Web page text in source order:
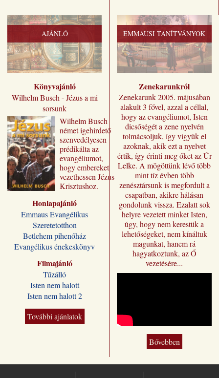
AJÁNLÓ
Könyvajánló
Wilhelm Busch - Jézus a mi
sorsunk
Wilhelm ​Busch
német igehirdető
szenvedélyesen
prédikálta az
evangéliumot,
hogy embereket
vezethessen Jézus
Krisztushoz.
„Jézus a mi
sorsunk” címmel
jutnak el a magyar
olvasóhoz, a
fordításban is
megőrizve eredeti
formájukat,
stílusukat.
Kívánjuk, hogy
Wilhelm Busch
előadássorozata
ilyen módon is
sokakat segítsen a
Jézus Krisztus
magyar kiadó
„Jézus a mi
Honlapajánló
Emmaus Evangélikus
Szeretetotthon
Betlehem pihenőház
Evangélikus énekeskönyv
Filmajánló
Tűzálló
Isten nem halott
Isten nem halott 2
További ajánlatok
EMMAUSI TANÍTVÁNYOK
Zenekarunkról
Zenekarunk 2005. májusában
alakult 3 fővel, azzal a céllal,
hogy az evangéliumot, Isten
dicsőségét a zene nyelvén
tolmácsoljuk, így vigyük el
azoknak, akik ezt a nyelvet
értik, így érinti meg őket az Úr
Lelke. A mögöttünk lévő több
mint tíz évben több
zenésztársunk is megfordult a
csapatban, akikre hálásan
gondolunk vissza. Ezalatt sok
helyre vezetett minket Isten,
úgy, hogy nem kerestük a
lehetőségeket, nem kínáltuk
magunkat, hanem rá
hagyatkoztunk, az Ő
vezetésére...
Bővebben